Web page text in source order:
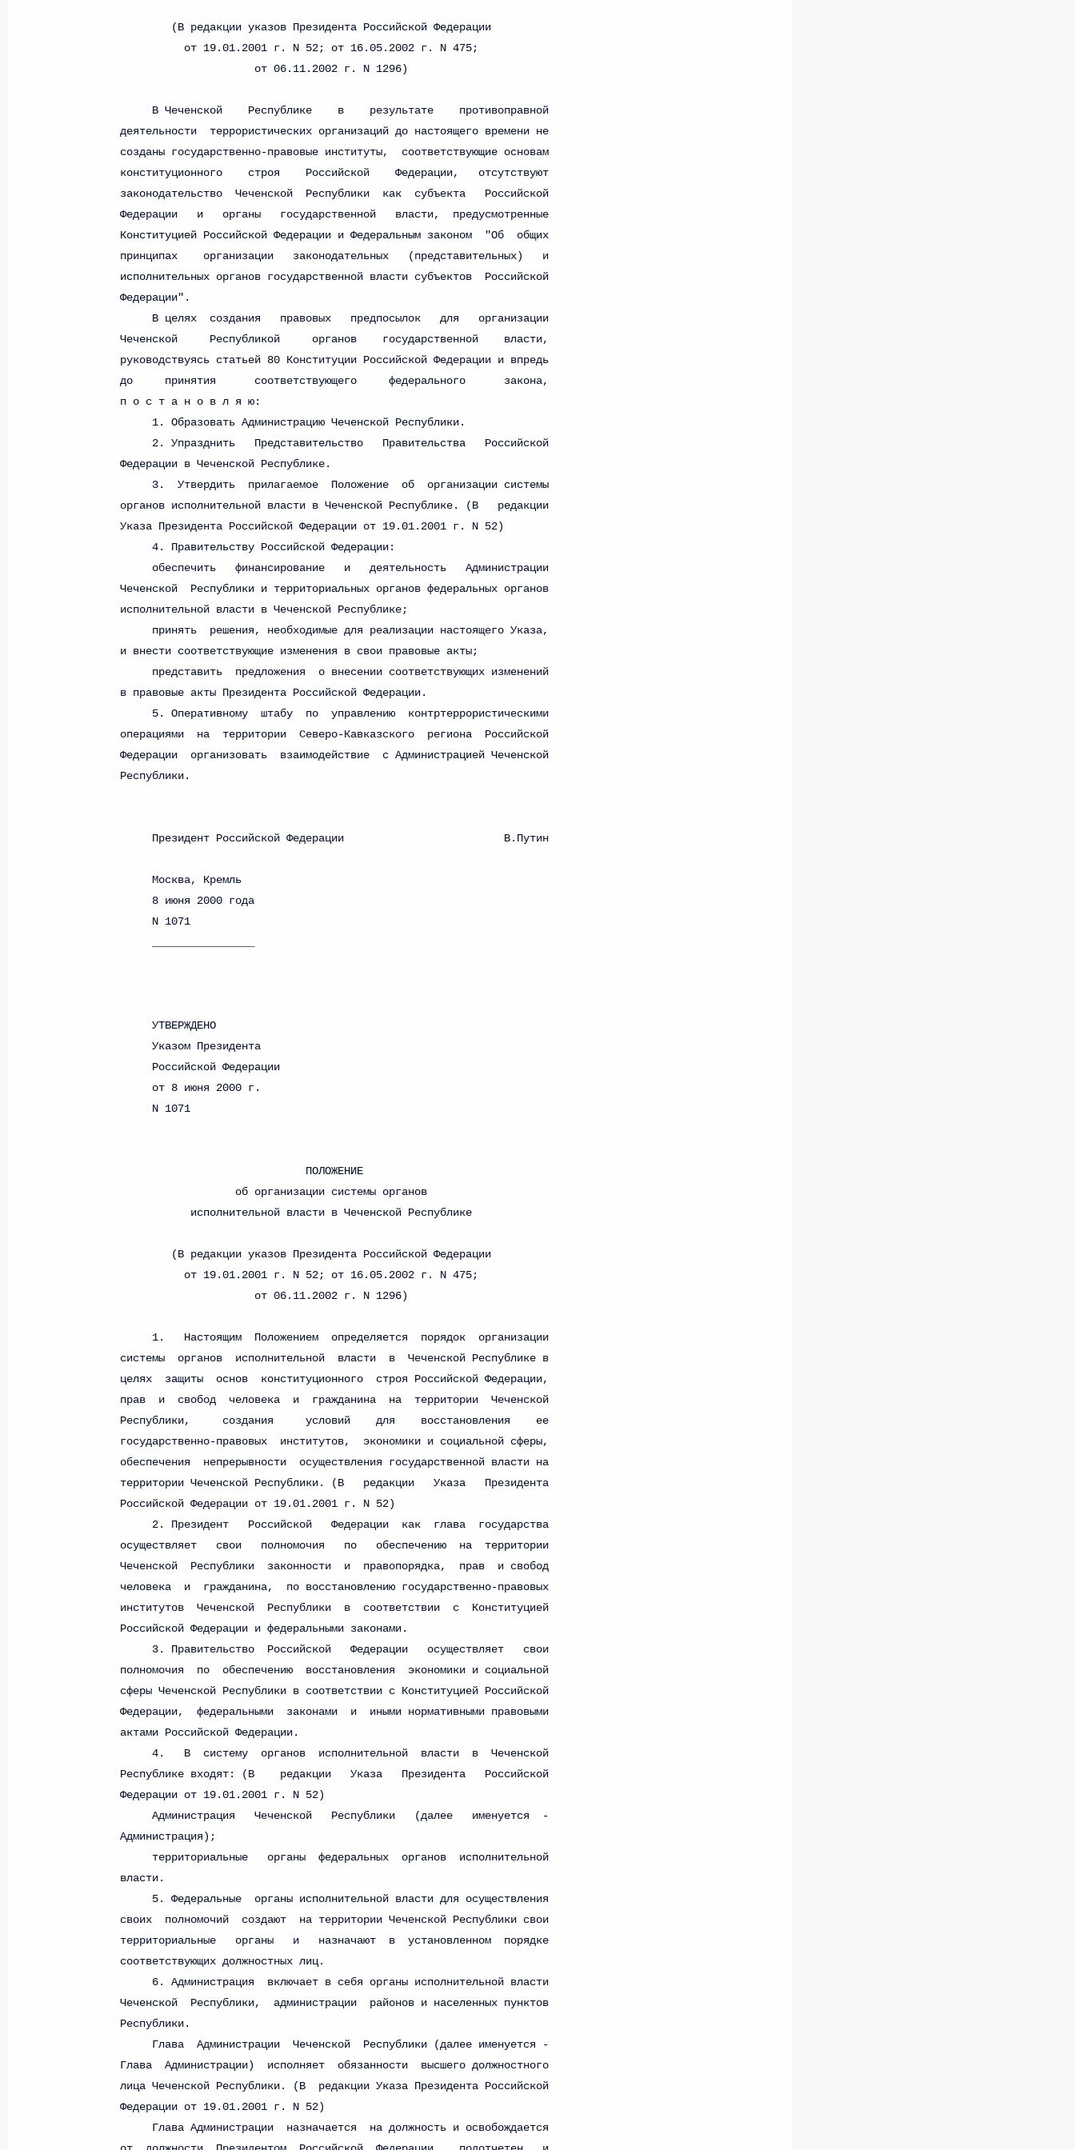
законодательные акты Российской Федерации
26 июля 2026 года
Федеральный закон от 26.07.2026 г. № 256-ФЗ
О внесении изменений в Федеральный закон «О присяжных заседателях федеральных судов общей
юрисдикции в Российской Федерации»
26 июля 2026 года
Федеральный закон от 26.07.2026 г. № 263-ФЗ
О внесении изменений в статью 12 Федерального закона «О государственной регистрации
недвижимости»
26 июля 2026 года
Федеральный закон от 26.07.2026 г. № 242-ФЗ
О внесении изменений в статьи 85 и 102 части первой и статью 227–1 части второй Налогового
кодекса Российской Федерации
26 июля 2026 года
Федеральный закон от 26.07.2026 г. № 246-ФЗ
О внесении изменений в Трудовой кодекс Российской Федерации
26 июля 2026 года
Федеральный закон от 26.07.2026 г. № 268-ФЗ
О внесении изменений в Федеральный закон «О пробации в Российской Федерации»
26 июля 2026 года
О внесении изменения в статью 2 Федерального закона «О благотворительной деятельности
26 июля 2026 года
26 июля 2026 года
Федеральный закон от 26.07.2026 г. № 264-ФЗ
изменений в Федеральный закон „Об актах гражданского состояния“
Федеральный закон от 26.07.2026 г. № 270-ФЗ
О внесении изменения в статью 10 Федерального закона «Об автономных учреждениях»
Федеральный закон от 26.07.2026 г. № 244-ФЗ
О ратификации Соглашения между Правительством Российской Федерации и Кабинетом
Министров Киргизской Республики о правовом статусе представительств компетентных органов
по вопросам внутренних дел и миграции в Российской Федерации и Киргизской Республике
26 июля 2026 года
Федеральный закон от 26.07.2026 г. № 252-ФЗ
О внесении изменений в Кодекс внутреннего водного транспорта Российской Федерации и статью 1
Федерального закона «Об обеспечении единства измерений»
26 июля 2026 года
Федеральный закон от 26.07.2026 г. № 250-ФЗ
О внесении изменений в Кодекс Российской Федерации об административных правонарушениях
26 июля 2026 года
Федеральный закон от 26.07.2026 г. № 266-ФЗ
О внесении изменения в статью 6 Закона Российской Федерации «О защите прав потребителей»
26 июля 2026 года
Федеральный закон от 26.07.2026 г. № 247-ФЗ
О внесении изменений в статью 9.21 Кодекса Российской Федерации об административных
правонарушениях
26 июля 2026 года
Федеральный закон от 26.07.2026 г. № 245-ФЗ
О ратификации Соглашения между Правительством Российской Федерации и Правительством
Республики Беларусь о сотрудничестве в сфере деятельности с драгоценными металлами,